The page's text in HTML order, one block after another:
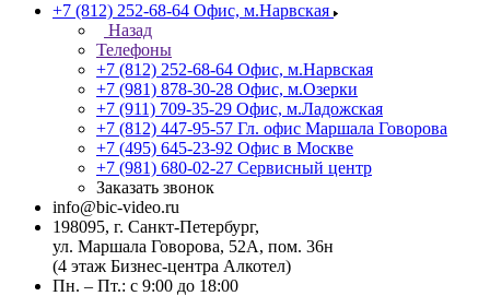
+7 (812) 252-68-64 Офис, м.Нарвская
Назад
Телефоны
+7 (812) 252-68-64 Офис, м.Нарвская
+7 (981) 878-30-28 Офис, м.Озерки
+7 (911) 709-35-29 Офис, м.Ладожская
+7 (812) 447-95-57 Гл. офис Маршала Говорова
+7 (495) 645-23-92 Офис в Москве
+7 (981) 680-02-27 Сервисный центр
Заказать звонок
info@bic-video.ru
198095, г. Санкт-Петербург,
ул. Маршала Говорова, 52А, пом. 36н
(4 этаж Бизнес-центра Алкотел)
Пн. – Пт.: с 9:00 до 18:00